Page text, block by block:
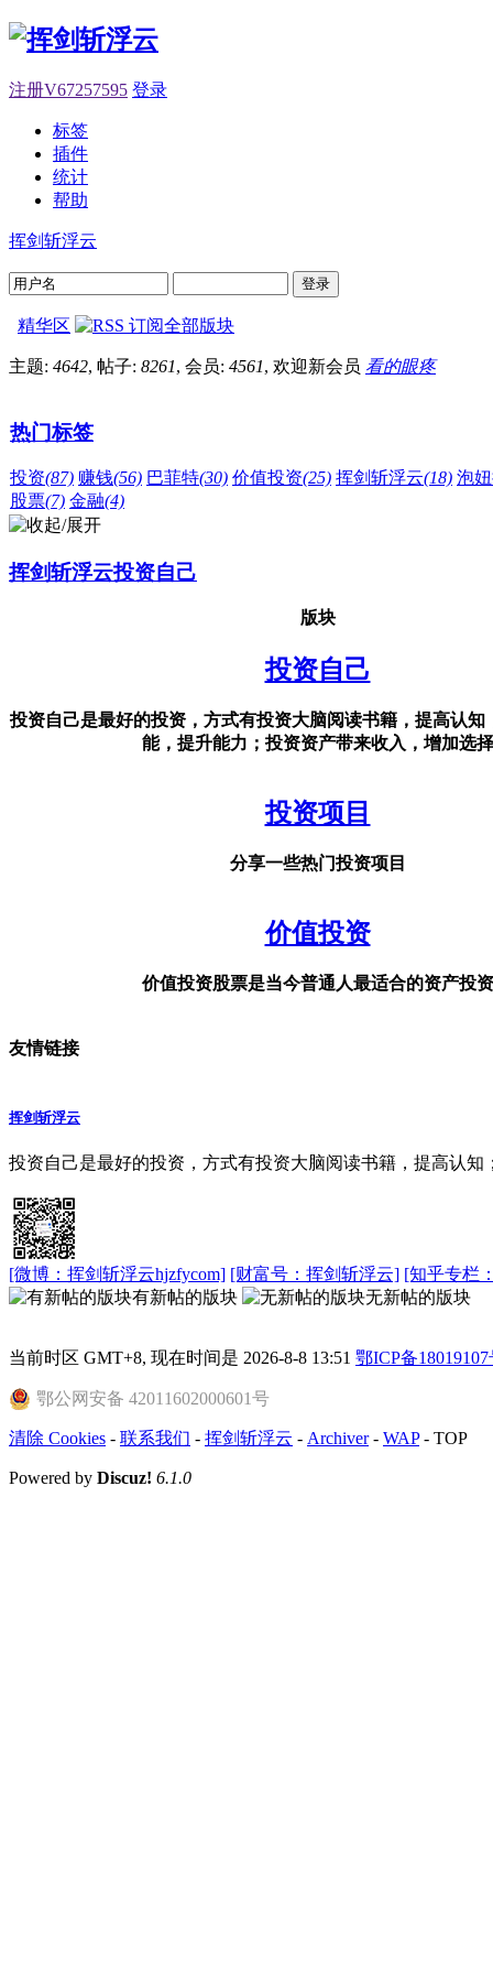
注册V67257595 登录
标签
插件
统计
帮助
挥剑斩浮云
登录
精华区
主题: 4642, 帖子: 8261, 会员: 4561, 欢迎新会员 看的眼疼
热门标签
投资(87) 赚钱(56) 巴菲特(30) 价值投资(25) 挥剑斩浮云(18) 泡
股票(7) 金融(4)
挥剑斩浮云投资自己
版块
投资自己
投资自己是最好的投资，方式有‌投资大脑阅读书籍，提高认知
能，提升能力；投资资产带来收入，增加选择
投资项目
分享一些热门投资项目
价值投资
价值投资股票是当今普通人最适合的资产投资
友情链接
挥剑斩浮云
投资自己是最好的投资，方式有‌投资大脑阅读书籍，提高认
[微博：挥剑斩浮云hjzfycom] [财富号：挥剑斩浮云] [知乎专栏
有新帖的版块
无新帖的版块
当前时区 GMT+8, 现在时间是 2026-8-8 13:51 鄂ICP备18019107
鄂公网安备 42011602000601号
清除 Cookies - 联系我们 - 挥剑斩浮云 - Archiver- WAP- TOP
Powered by Discuz! 6.1.0